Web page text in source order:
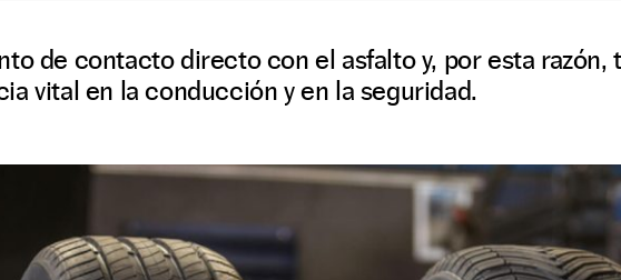
de contacto directo con el asfalto y, por esta razón,
vital en la conducción y en la seguridad.